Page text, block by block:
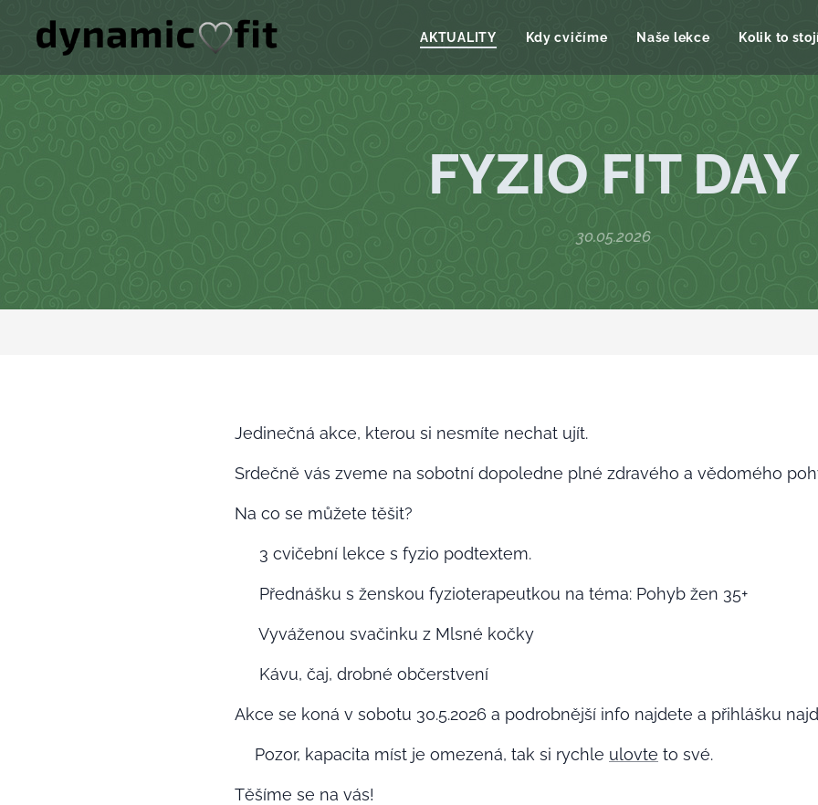
AKTUALITY Kdy cvičíme Naše lekce Kolik to
FYZIO FIT DAY
30.05.2026
Jedinečná akce, kterou si nesmíte nechat ujít. 🤩
Srdečně vás zveme na sobotní dopoledne plné zdravého a vědomého
Na co se můžete těšit?
➡️ 3 cvičební lekce s fyzio podtextem. 🤸🏼‍♂️
➡️ Přednášku s ženskou fyzioterapeutkou na téma: Pohyb žen 35+
➡️ Vyváženou svačinku z Mlsné kočky
➡️ Kávu, čaj, drobné občerstvení
Akce se koná v sobotu 30.5.2026 a podrobnější info najdete a přihlášku
‼️Pozor, kapacita míst je omezená, tak si rychle ulovte to své.
Těšíme se na vás!